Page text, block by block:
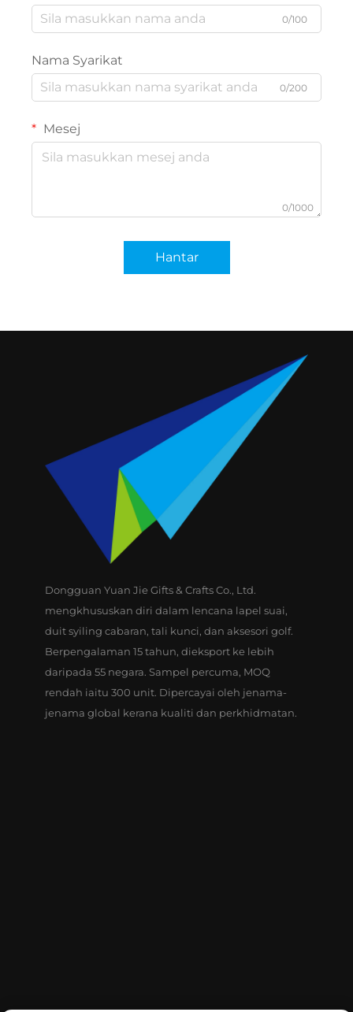
0/100
Nama Syarikat
0/200
Mesej
0/1000
Hantar
Dongguan Yuan Jie Gifts & Crafts Co., Ltd.
mengkhususkan diri dalam lencana lapel suai,
duit syiling cabaran, tali kunci, dan aksesori golf.
Berpengalaman 15 tahun, dieksport ke lebih
daripada 55 negara. Sampel percuma, MOQ
rendah iaitu 300 unit. Dipercayai oleh jenama-
jenama global kerana kualiti dan perkhidmatan.